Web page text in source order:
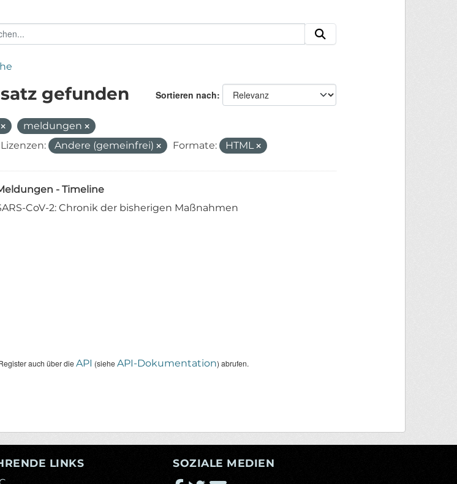
Sortieren nach
gefunden
meldungen
Lizenzen: Andere (gemeinfrei) Formate: HTML
- Timeline
CoV-2: Chronik der bisherigen Maßnahmen
auch über dieAPI (sieheAPI-Dokumentation) abrufen.
LINKS SOZIALE MEDIEN